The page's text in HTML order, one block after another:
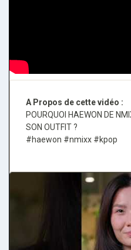
A Propos de cette vidéo :
POURQUOI HAEWON DE
SON OUTFIT ?
#haewon #nmixx #kpop